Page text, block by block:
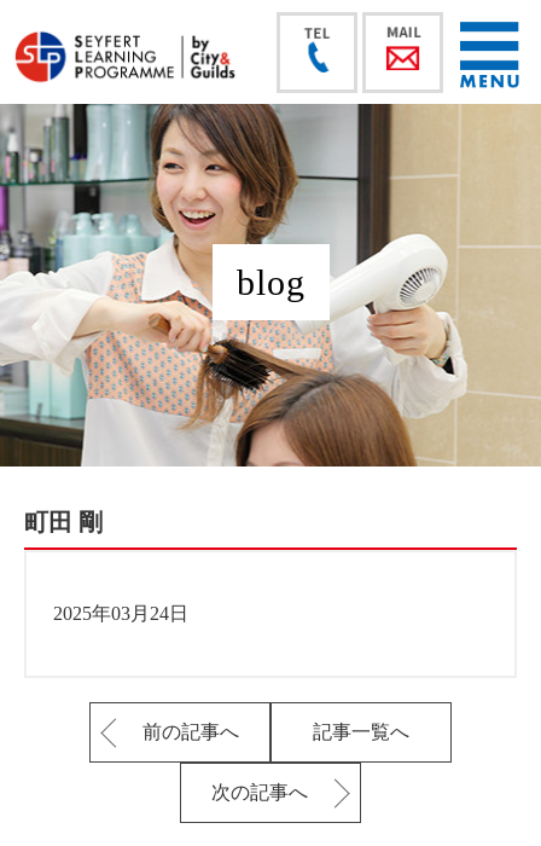
blog
町田 剛
2025年03月24日
前の記事へ 記事一覧へ
次の記事へ